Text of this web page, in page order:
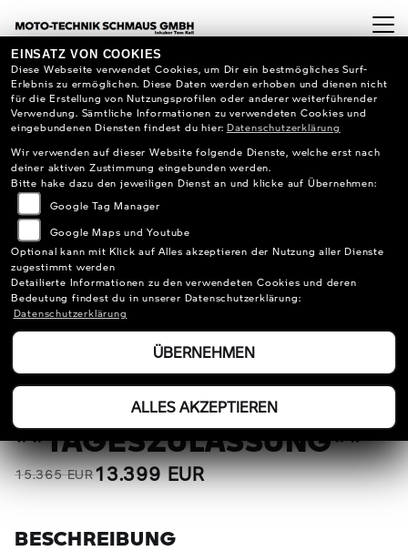
BMW F 900 XR ALLE
PAKETE
**TAGESZULASSUNG**
15.365 EUR13.399 EUR
BESCHREIBUNG
EINSATZ VON COOKIES
Diese Webseite verwendet Cookies, um Dir ein bestmögliches Surf-
Erlebnis zu ermöglichen. Diese Daten werden erhoben und dienen nicht
für die Erstellung von Nutzungsprofilen oder anderer weiterführender
Verwendung. Sämtliche Informationen zu verwendeten Cookies und
eingebundenen Diensten findest du hier: Datenschutzerklärung
Wir verwenden auf dieser Website folgende Dienste, welche erst nach
deiner aktiven Zustimmung eingebunden werden.
Bitte hake dazu den jeweiligen Dienst an und klicke auf Übernehmen:
Google Tag Manager
Google Maps und Youtube
Optional kann mit Klick auf Alles akzeptieren der Nutzung aller Dienste
zugestimmt werden
Detailierte Informationen zu den verwendeten Cookies und deren
Bedeutung findest du in unserer Datenschutzerklärung:
Datenschutzerklärung
ÜBERNEHMEN
ALLES AKZEPTIEREN